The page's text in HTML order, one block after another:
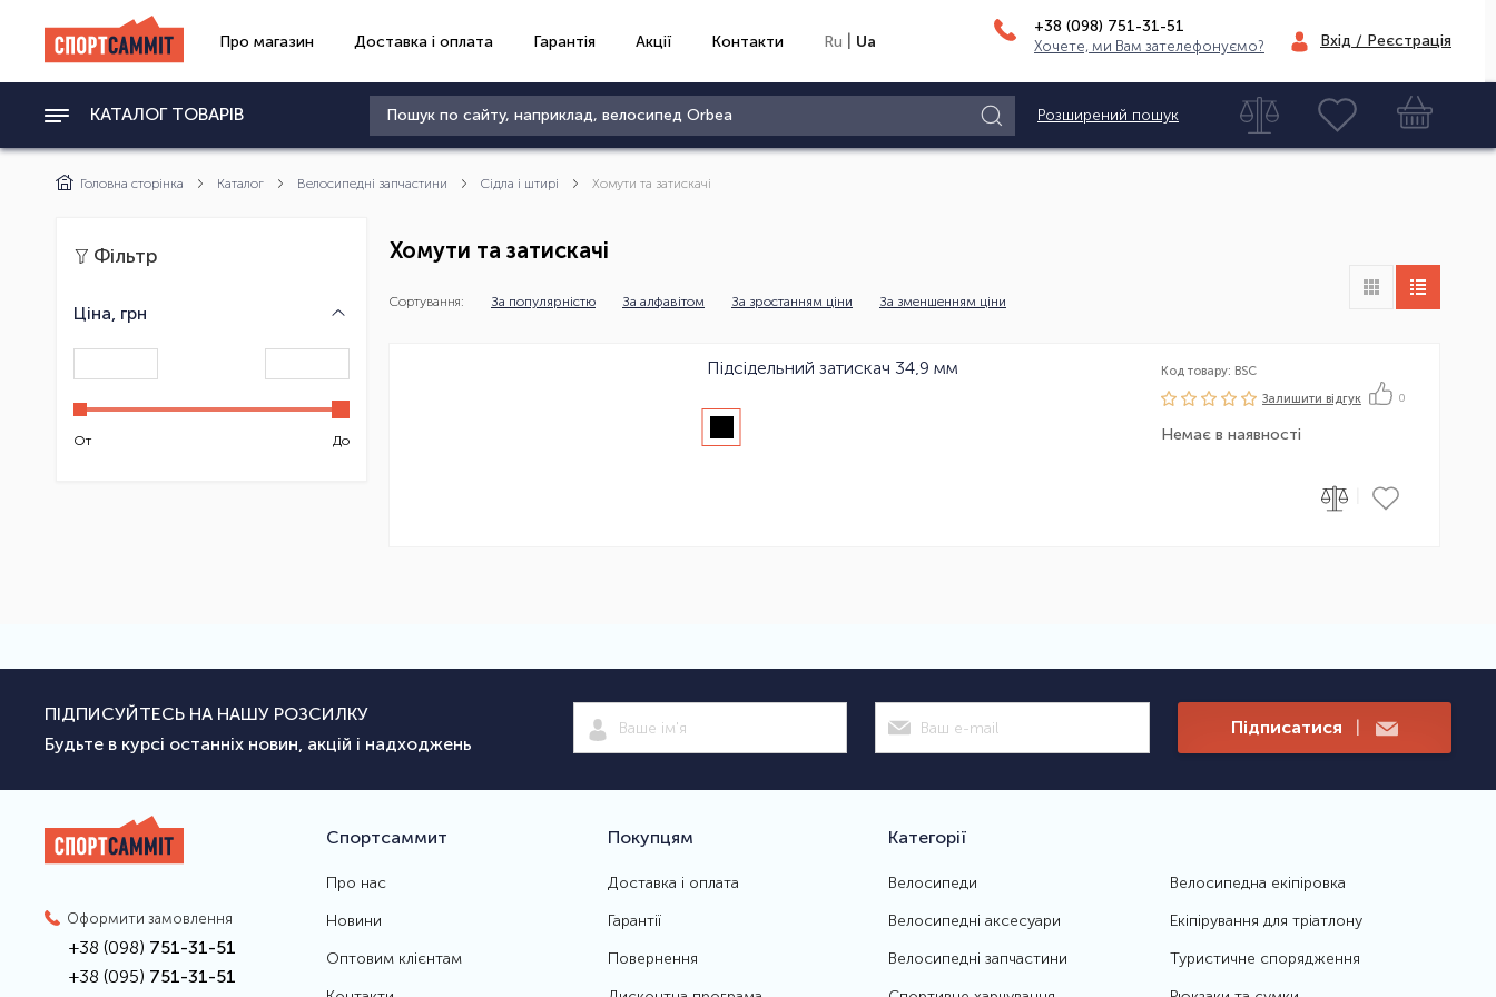
Про магазин Доставка і оплата Гарантія Акції Контакти Ru Ua
+38 (098) 751-31-51
Хочете, ми Вам зателефонуємо? Вхід / Реєстрація
КАТАЛОГ ТОВАРІВ Розширений пошук
Головна сторінка Каталог Велосипедні запчастини Сідла і штирі Хомути та затискачі
Фільтр
Ціна, грн
От До
Хомути та затискачі
Сортування: За популярністю За алфавітом За зростанням ціни За зменшенням ціни
Підсідельний затискач 34,9 мм
Код товару: BSC
Залишити вiдгук
0
Немає в наявності
ПІДПИСУЙТЕСЬ НА НАШУ РОЗСИЛКУ
Будьте в курсі останніх новин, акцій і надходжень
Підписатися |
Оформити замовлення
+38 (098) 751-31-51
+38 (095) 751-31-51
Спортсаммит
Про нас
Новини
Оптовим клієнтам
Покупцям
Доставка і оплата
Гарантії
Повернення
Категорії
Велосипеди
Велосипедні аксесуари
Велосипедні запчастини
Велосипедна екіпіровка
Екіпірування для тріатлону
Туристичне спорядження